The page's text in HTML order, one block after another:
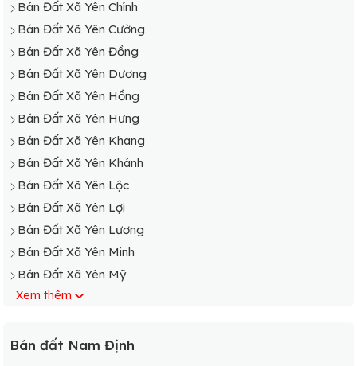
Bán Đất Xã Yên Chính
Bán Đất Xã Yên Cường
Bán Đất Xã Yên Đồng
Bán Đất Xã Yên Dương
Bán Đất Xã Yên Hồng
Bán Đất Xã Yên Hưng
Bán Đất Xã Yên Khang
Bán Đất Xã Yên Khánh
Bán Đất Xã Yên Lộc
Bán Đất Xã Yên Lợi
Bán Đất Xã Yên Lương
Bán Đất Xã Yên Minh
Bán Đất Xã Yên Mỹ
Bán Đất Xã Yên Nghĩa
Bán Đất Xã Yên Ninh
Xem thêm
Bán đất Nam Định